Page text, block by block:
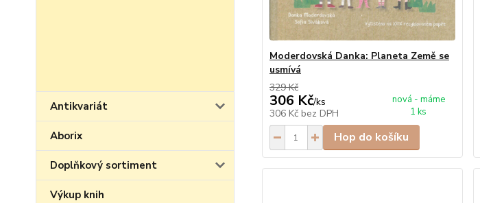
Antikvariát
Aborix
Doplňkový sortiment
Výkup knih
Moderdovská Danka: Planeta Země se
usmívá
329 Kč
306 Kč/ks
306 Kč bez DPH
nová - máme
1 ks
Hop do košíku